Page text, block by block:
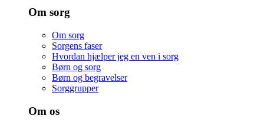
Om sorg
Om sorg
Sorgens faser
Hvordan hjælper jeg en ven i sorg
Børn og sorg
Børn og begravelser
Sorggrupper
Om os